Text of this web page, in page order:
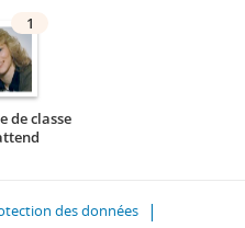
1
de classe
des données